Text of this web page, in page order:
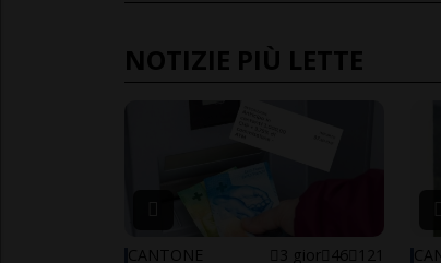
NOTIZIE PIÙ LETTE
CANTONE 3 gior 46 121